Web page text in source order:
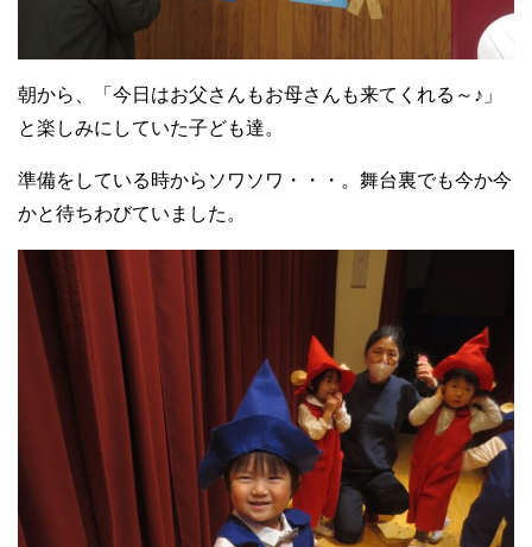
朝から、「今日はお父さんもお母さんも来てくれる～♪」
と楽しみにしていた子ども達。
準備をしている時からソワソワ・・・。舞台裏でも今か今
かと待ちわびていました。